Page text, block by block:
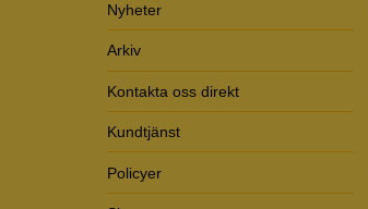
Nyheter
Arkiv
Kontakta oss direkt
Kundtjänst
Policyer